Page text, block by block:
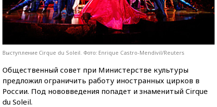
Выступление Cirque du Soleil. Фото: Enrique Castro-Mendivil/Reuters
Общественный совет при Министерстве культуры
предложил ограничить работу иностранных цирков в
России. Под нововведения попадет и знаменитый Cirque
du Soleil.